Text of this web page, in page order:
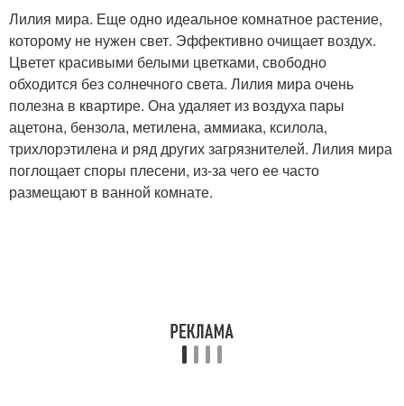
Лилия мира. Еще одно идеальное комнатное растение,
которому не нужен свет. Эффективно очищает воздух.
Цветет красивыми белыми цветками, свободно
обходится без солнечного света. Лилия мира очень
полезна в квартире. Она удаляет из воздуха пары
ацетона, бензола, метилена, аммиака, ксилола,
трихлорэтилена и ряд других загрязнителей. Лилия мира
поглощает споры плесени, из-за чего ее часто
размещают в ванной комнате.